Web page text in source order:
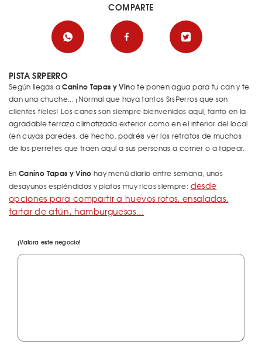
PISTA SRPERRO
Según llegas aCanino Tapas y Vino te ponen agua para tu can y te
dan una chuche... ¡Normal que haya tantos SrsPerros que son
clientes fieles! Los canes son siempre bienvenidos aquí, tanto en la
agradable terraza climatizada exterior como en el interior del local
(en cuyas paredes, de hecho, podréis ver los retratos de muchos
de los perretes que traen aquí a sus personas a comer o a tapear.
EnCanino Tapas y Vino hay menú diario entre semana, unos
desayunos espléndidos y platos muy ricos siempre: desde
opciones para compartir a huevos rotos, ensaladas,
tartar de atún, hamburguesas...
¡Valora este negocio!
COMPARTE